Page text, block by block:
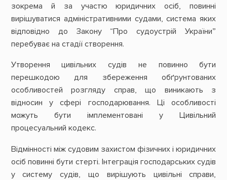
зокрема й за участю юридичних осіб, повинні
вирішуватися адміністративними судами, система яких
відповідно до Закону “Про судоустрій України”
перебуває на стадії створення.
Утворення цивільних судів не повинно бути
перешкодою для збереження обґрунтованих
особливостей розгляду справ, що виникають з
відносин у сфері господарювання. Ці особливості
можуть бути імплементовані у Цивільний
процесуальний кодекс.
Відмінності між судовим захистом фізичних і юридичних
осіб повинні бути стерті. Інтеграція господарських судів
у систему судів, що вирішують цивільні справи,